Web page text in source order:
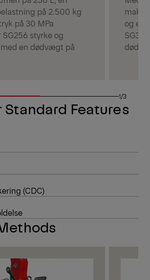
på 2.500 kg
på 30 MPa
styrke og
en dødvægt på
og et
1/3
Standard Features
(CDC)